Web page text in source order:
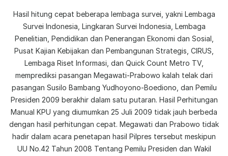
Hasil hitung cepat beberapa lembaga survei, yakni Lembaga
Survei Indonesia, Lingkaran Survei Indonesia, Lembaga
Penelitian, Pendidikan dan Penerangan Ekonomi dan Sosial,
Pusat Kajian Kebijakan dan Pembangunan Strategis, CIRUS,
Lembaga Riset Informasi, dan Quick Count Metro TV,
memprediksi pasangan Megawati-Prabowo kalah telak dari
pasangan Susilo Bambang Yudhoyono-Boediono, dan Pemilu
Presiden 2009 berakhir dalam satu putaran. Hasil Perhitungan
Manual KPU yang diumumkan 25 Juli 2009 tidak jauh berbeda
dengan hasil perhitungan cepat. Megawati dan Prabowo tidak
hadir dalam acara penetapan hasil Pilpres tersebut meskipun
UU No.42 Tahun 2008 Tentang Pemilu Presiden dan Wakil